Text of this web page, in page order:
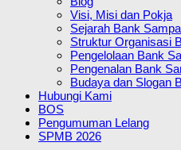
Visi, Misi dan Pokja
Sejarah Bank
Struktur Organisasi
Pengelolaan Bank
Pengenalan Bank
Budaya dan Slogan
Hubungi Kami
BOS
Pengumuman Lelang
SPMB 2026